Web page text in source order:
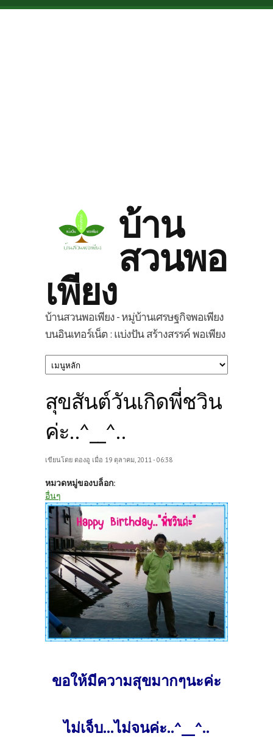
Skip to main content
บ้าน
สวนพอ
เพียง
บ้านสวนพอเพียง - หมู่บ้านเศรษฐกิจพอเพียง
บนอินเทอร์เน็ต : แบ่งปัน สร้างสรรค์ พอเพียง
สุขสันต์วันเกิดพี่ชวิน
ค่ะ..^__^..
เขียนโดย ตองอู เมื่อ 19 ตุลาคม, 2011 - 06:38
หมวดหมู่ของบล็อก:
อื่นๆ
ขอให้มีความสุขมากๆนะค่ะ
ไม่เจ็บ...ไม่จนค่ะ..^__^..